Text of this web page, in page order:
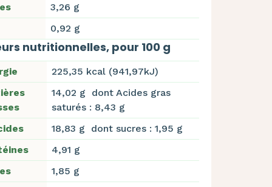
3,26 g
0,92 g
nutritionnelles, pour 100 g
225,35 kcal (941,97kJ)
14,02 g dont Acides gras
saturés : 8,43 g
18,83 g dont sucres : 1,95 g
4,91 g
1,85 g